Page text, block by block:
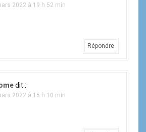
2022 à 19 h 52 min
Répondre
dit :
2022 à 15 h 10 min